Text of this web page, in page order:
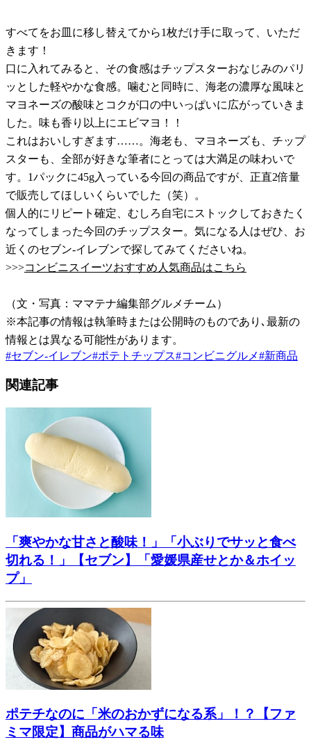
すべてをお皿に移し替えてから1枚だけ手に取って、いただ
きます！
口に入れてみると、その食感はチップスターおなじみのパリ
ッとした軽やかな食感。噛むと同時に、海老の濃厚な風味と
マヨネーズの酸味とコクが口の中いっぱいに広がっていきま
した。味も香り以上にエビマヨ！！
これはおいしすぎます……。海老も、マヨネーズも、チップ
スターも、全部が好きな筆者にとっては大満足の味わいで
す。1パックに45g入っている今回の商品ですが、正直2倍量
で販売してほしいくらいでした（笑）。
個人的にリピート確定、むしろ自宅にストックしておきたく
なってしまった今回のチップスター。気になる人はぜひ、お
近くのセブン-イレブンで探してみてくださいね。
>>>コンビニスイーツおすすめ人気商品はこちら
（文・写真：ママテナ編集部グルメチーム）
※本記事の情報は執筆時または公開時のものであり､最新の
情報とは異なる可能性があります。
#セブン-イレブン#ポテトチップス#コンビニグルメ#新商品
関連記事
「爽やかな甘さと酸味！」「小ぶりでサッと食べ
切れる！」【セブン】「愛媛県産せとか＆ホイッ
プ」
ポテチなのに「米のおかずになる系」！？【ファ
ミマ限定】商品がハマる味